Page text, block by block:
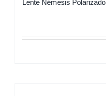
Lente Némesis Polarizado